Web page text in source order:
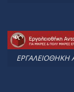
ΕΡΓΑΛΕΙΟΘΗΚΗ